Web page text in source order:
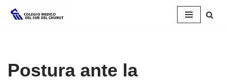
Postura ante la